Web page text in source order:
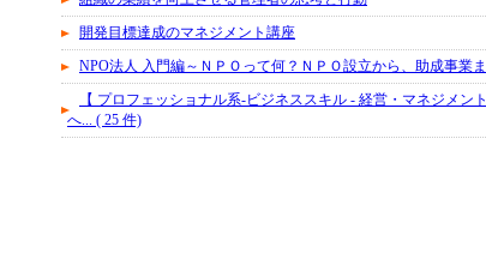
開発目標達成のマネジメント講座
NPO法人 入門編～ＮＰＯって何？ＮＰＯ設立から、助成事業
【 プロフェッショナル系-ビジネススキル - 経営・マネジメン
へ... ( 25 件)